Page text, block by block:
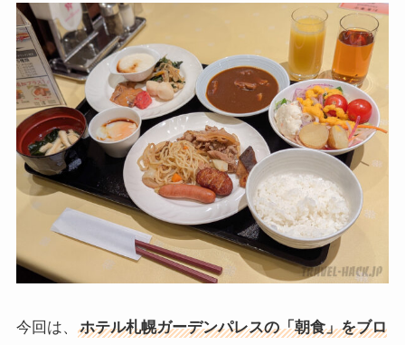
今回は、 ホテル札幌ガーデンパレスの「朝食」をブロ